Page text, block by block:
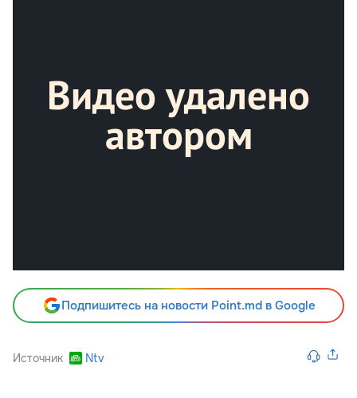
Подпишитесь на новости Point.md в Google
Источник Ntv